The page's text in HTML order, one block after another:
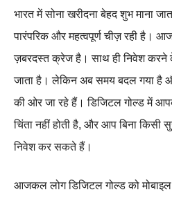
भारत में सोना खरीदना बेहद शुभ माना
पारंपरिक और महत्वपूर्ण चीज़ रही है।
ज़बरदस्त क्रेज है। साथ ही निवेश करने के
जाता है। लेकिन अब समय बदल गया है
की ओर जा रहे हैं। डिजिटल गोल्ड में
चिंता नहीं होती है, और आप बिना किसी
निवेश कर सकते हैं।
आजकल लोग डिजिटल गोल्ड को